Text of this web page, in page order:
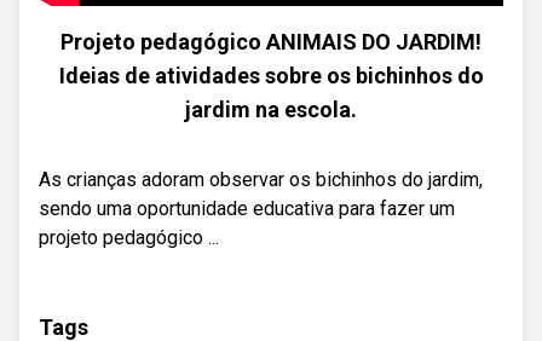
Projeto pedagógico ANIMAIS DO JARDIM!
Ideias de atividades sobre os bichinhos do
jardim na escola.
As crianças adoram observar os bichinhos do jardim,
sendo uma oportunidade educativa para fazer um
projeto pedagógico ...
Tags